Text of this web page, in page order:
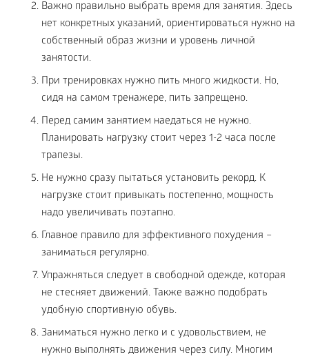
Важно правильно выбрать время для занятия. Здесь
нет конкретных указаний, ориентироваться нужно на
собственный образ жизни и уровень личной
занятости.
При тренировках нужно пить много жидкости. Но,
сидя на самом тренажере, пить запрещено.
Перед самим занятием наедаться не нужно.
Планировать нагрузку стоит через 1-2 часа после
трапезы.
Не нужно сразу пытаться установить рекорд. К
нагрузке стоит привыкать постепенно, мощность
надо увеличивать поэтапно.
Главное правило для эффективного похудения –
заниматься регулярно.
Упражняться следует в свободной одежде, которая
не стесняет движений. Также важно подобрать
удобную спортивную обувь.
Заниматься нужно легко и с удовольствием, не
нужно выполнять движения через силу. Многим